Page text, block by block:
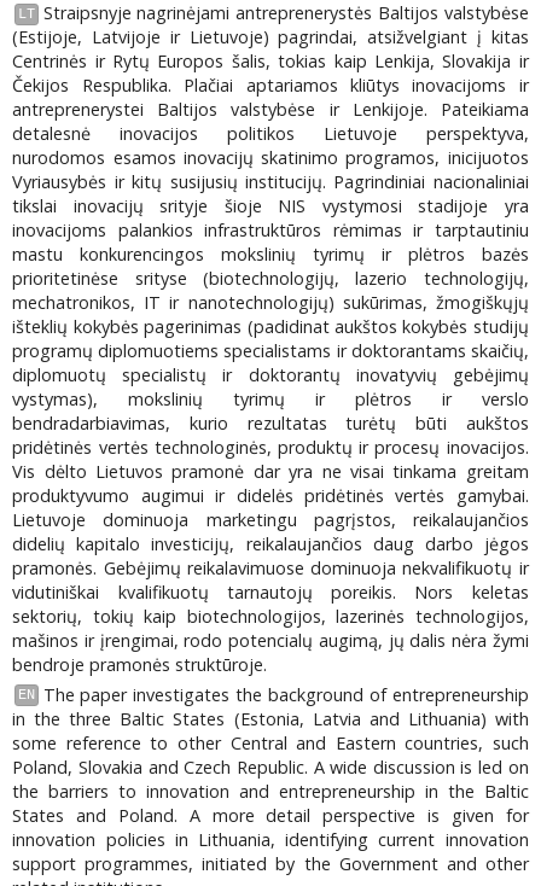
LT Straipsnyje nagrinėjami antreprenerystės Baltijos valstybėse
(Estijoje, Latvijoje ir Lietuvoje) pagrindai, atsižvelgiant į kitas
Centrinės ir Rytų Europos šalis, tokias kaip Lenkija, Slovakija ir
Čekijos Respublika. Plačiai aptariamos kliūtys inovacijoms ir
antreprenerystei Baltijos valstybėse ir Lenkijoje. Pateikiama
detalesnė inovacijos politikos Lietuvoje perspektyva,
nurodomos esamos inovacijų skatinimo programos, inicijuotos
Vyriausybės ir kitų susijusių institucijų. Pagrindiniai nacionaliniai
tikslai inovacijų srityje šioje NIS vystymosi stadijoje yra
inovacijoms palankios infrastruktūros rėmimas ir tarptautiniu
mastu konkurencingos mokslinių tyrimų ir plėtros bazės
prioritetinėse srityse (biotechnologijų, lazerio technologijų,
mechatronikos, IT ir nanotechnologijų) sukūrimas, žmogiškųjų
išteklių kokybės pagerinimas (padidinat aukštos kokybės studijų
programų diplomuotiems specialistams ir doktorantams skaičių,
diplomuotų specialistų ir doktorantų inovatyvių gebėjimų
vystymas), mokslinių tyrimų ir plėtros ir verslo
bendradarbiavimas, kurio rezultatas turėtų būti aukštos
pridėtinės vertės technologinės, produktų ir procesų inovacijos.
Vis dėlto Lietuvos pramonė dar yra ne visai tinkama greitam
produktyvumo augimui ir didelės pridėtinės vertės gamybai.
Lietuvoje dominuoja marketingu pagrįstos, reikalaujančios
didelių kapitalo investicijų, reikalaujančios daug darbo jėgos
pramonės. Gebėjimų reikalavimuose dominuoja nekvalifikuotų ir
vidutiniškai kvalifikuotų tarnautojų poreikis. Nors keletas
sektorių, tokių kaip biotechnologijos, lazerinės technologijos,
mašinos ir įrengimai, rodo potencialų augimą, jų dalis nėra žymi
bendroje pramonės struktūroje.
EN
The paper investigates the background of entrepreneurship
in the three Baltic States (Estonia, Latvia and Lithuania) with
some reference to other Central and Eastern countries, such
Poland, Slovakia and Czech Republic. A wide discussion is led on
the barriers to innovation and entrepreneurship in the Baltic
States and Poland. A more detail perspective is given for
innovation policies in Lithuania, identifying current innovation
support programmes, initiated by the Government and other